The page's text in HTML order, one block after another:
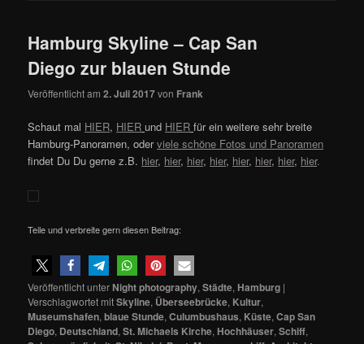
Hamburg Skyline – Cap San
Diego zur blauen Stunde
Veröffentlicht am2. Juli 2017von Frank
Schaut mal HIER, HIER und HIER für ein weitere sehr breite
Hamburg-Panoramen, oderviele schöne Fotos und Panoramen
findet Du Du gerne z.B. hier, hier, hier, hier, hier, hier, hier, hier.
Teile und verbreite gern diesen Beitrag:
Veröffentlicht unter Night photography,Städte, Hamburg |
Verschlagwortet mitSkyline, Überseebrücke, Kultur,
Museumshafen,blaue Stunde,Culumbushaus, Küste,Cap San
Diego, Deutschland,St. Michaels Kirche, Hochhäuser,Schiff,